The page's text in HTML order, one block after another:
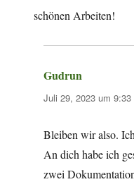
schönen Arbeiten!
Gudrun
Juli 29, 2023 um
Bleiben wir also.
An dich habe ich
zwei